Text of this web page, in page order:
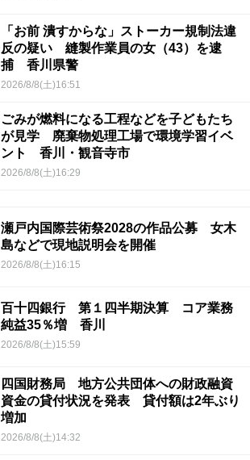
「お前 潰すからな」ストーカー規制法違
反の疑い 縫製作業員の女（43）を逮
捕 香川県警
2026/8/8(土)16:51
ごみが燃料になる工程などを子どもたち
が見学 廃棄物処理工場で環境学習イベ
ント 香川・観音寺市
2026/8/8(土)16:29
瀬戸内国際芸術祭2028の作品公募 女木
島などで現地説明会を開催
2026/8/8(土)16:15
百十四銀行 第１四半期決算 コア業務
純益35％増 香川
2026/8/8(土)15:59
四国財務局 地方公共団体への財政融資
資金の貸付状況を発表 貸付額は2年ぶり
増加
2026/8/8(土)14:32